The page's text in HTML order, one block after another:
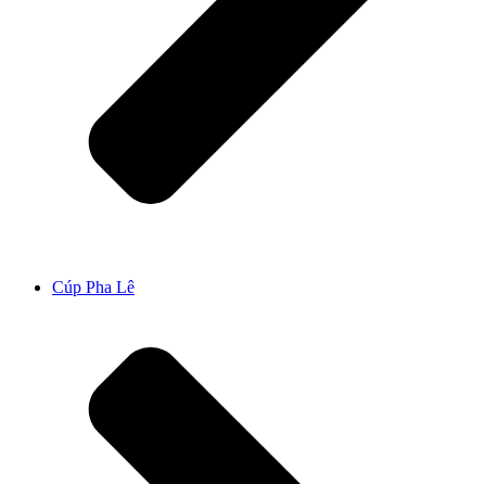
Cúp Pha Lê